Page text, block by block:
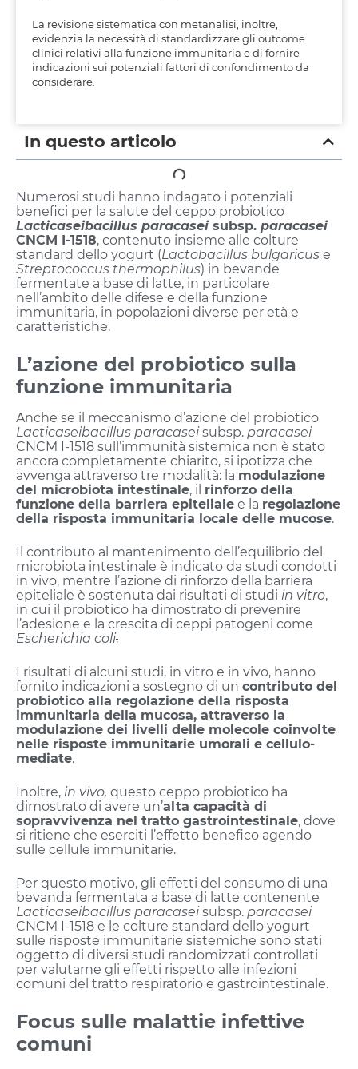
La revisione sistematica con metanalisi, inoltre,
evidenzia la necessità di standardizzare gli outcome
clinici relativi alla funzione immunitaria e di fornire
indicazioni sui potenziali fattori di confondimento da
considerare.
In questo articolo
Numerosi studi hanno indagato i potenziali
benefici per la salute del ceppo probiotico
Lacticaseibacillus paracaseisubsp. paracasei
CNCM I-1518, contenuto insieme alle colture
standard dello yogurt (Lactobacillus bulgaricus e
Streptococcus thermophilus) in bevande
fermentate a base di latte, in particolare
nell’ambito delle difese e della funzione
immunitaria, in popolazioni diverse per età e
caratteristiche.
L’azione del probiotico sulla
funzione immunitaria
Anche se il meccanismo d’azione del probiotico
Lacticaseibacillus paracaseisubsp. paracasei
CNCM I-1518 sull’immunità sistemica non è stato
ancora completamente chiarito, si ipotizza che
avvenga attraverso tre modalità: la modulazione
del microbiota intestinale, il rinforzo della
funzione della barriera epiteliale e la regolazione
della risposta immunitaria locale delle mucose.
Il contributo al mantenimento dell’equilibrio del
microbiota intestinale è indicato da studi condotti
in vivo, mentre l’azione di rinforzo della barriera
epiteliale è sostenuta dai risultati di studi in vitro,
in cui il probiotico ha dimostrato di prevenire
l’adesione e la crescita di ceppi patogeni come
Escherichia coli.
I risultati di alcuni studi, in vitro e in vivo, hanno
fornito indicazioni a sostegno di un contributo del
probiotico alla regolazione della risposta
immunitaria della mucosa, attraverso la
modulazione dei livelli delle molecole coinvolte
nelle risposte immunitarie umorali e cellulo-
mediate.
Inoltre, in vivo, questo ceppo probiotico ha
dimostrato di avere un’alta capacità di
sopravvivenza nel tratto gastrointestinale, dove
si ritiene che eserciti l’effetto benefico agendo
sulle cellule immunitarie.
Per questo motivo, gli effetti del consumo di una
bevanda fermentata a base di latte contenente
Lacticaseibacillus paracaseisubsp. paracasei
CNCM I-1518 e le colture standard dello yogurt
sulle risposte immunitarie sistemiche sono stati
oggetto di diversi studi randomizzati controllati
per valutarne gli effetti rispetto alle infezioni
comuni del tratto respiratorio e gastrointestinale.
Focus sulle malattie infettive
comuni